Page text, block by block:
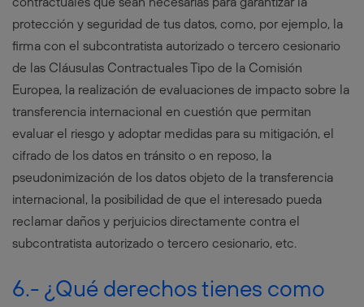
protección y seguridad de tus datos, como, por ejemplo, la
firma con el subcontratista autorizado o tercero cesionario
de las Cláusulas Contractuales Tipo de la Comisión
Europea, la realización de evaluaciones de impacto sobre la
transferencia internacional en cuestión que permitan
evaluar el riesgo y adoptar medidas para su mitigación, el
cifrado de los datos en tránsito o en reposo, la
pseudonimización de los datos objeto de la transferencia
internacional, la posibilidad de que el interesado pueda
reclamar daños y perjuicios directamente contra el
subcontratista autorizado o tercero cesionario, etc.
6.- ¿Qué derechos tienes como